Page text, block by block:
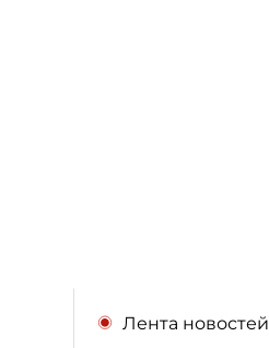
Лента новостей